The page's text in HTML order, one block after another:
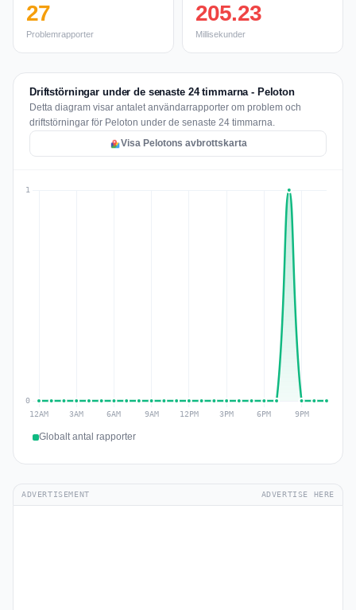
27
Problemrapporter
205.23
Millisekunder
Driftstörningar under de senaste 24 timmarna - Peloton
Detta diagram visar antalet användarrapporter om problem och
driftstörningar för Peloton under de senaste 24 timmarna.
Visa Pelotons avbrottskarta
Globalt antal rapporter
ADVERTISEMENT ADVERTISE HERE